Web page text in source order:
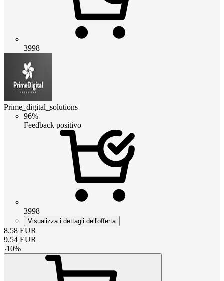
3998
Prime_digital_solutions
96%
Feedback positivo
3998
Visualizza i dettagli dell'offerta
8.58 EUR
9.54 EUR
-10%